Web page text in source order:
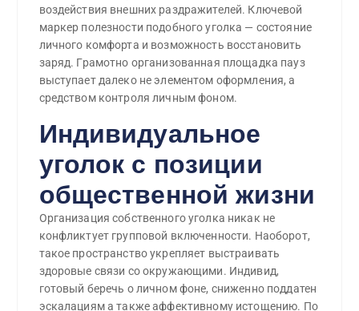
воздействия внешних раздражителей. Ключевой
маркер полезности подобного уголка — состояние
личного комфорта и возможность восстановить
заряд. Грамотно организованная площадка пауз
выступает далеко не элементом оформления, а
средством контроля личным фоном.
Индивидуальное
уголок с позиции
общественной жизни
Организация собственного уголка никак не
конфликтует групповой включенности. Наоборот,
такое пространство укрепляет выстраивать
здоровые связи cо окружающими. Индивид,
готовый беречь о личном фоне, сниженно поддатен
эскалациям а также аффективному истощению. По